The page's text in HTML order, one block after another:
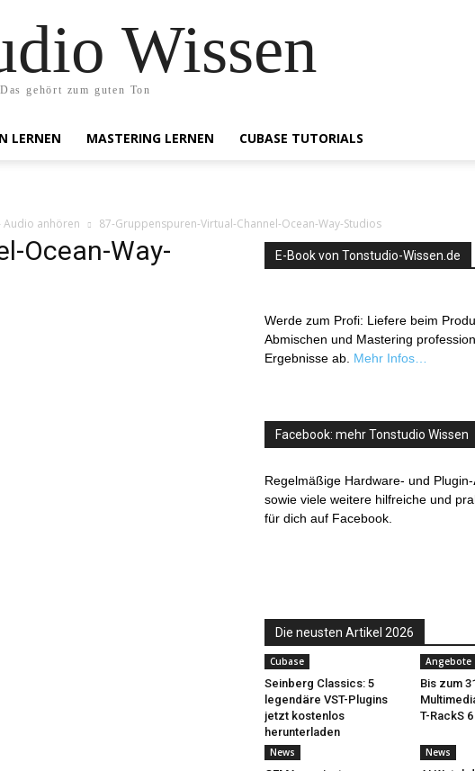
Wissen
Das gehört zum guten Ton
LERNEN MASTERING LERNEN CUBASE TUTORIALS
Audio anhören 87-Gruppenspuren-Virtual-Channel-Ocean-Way-Studios
Ocean-Way-
E-Book von Tonstudio-Wissen.de
Werde zum Profi: Liefere beim
Abmischen und Mastering
Ergebnisse ab. Mehr Infos…
Facebook: mehr Tonstudio Wissen
Regelmäßige Hardware- und Plugin-
sowie viele weitere hilfreiche und
für dich auf Facebook.
Die neusten Artikel 2026
Cubase
Seinberg Classics: 5
legendäre VST-Plugins
jetzt kostenlos
herunterladen
Angebote
Bis zum
T-RackS
News News